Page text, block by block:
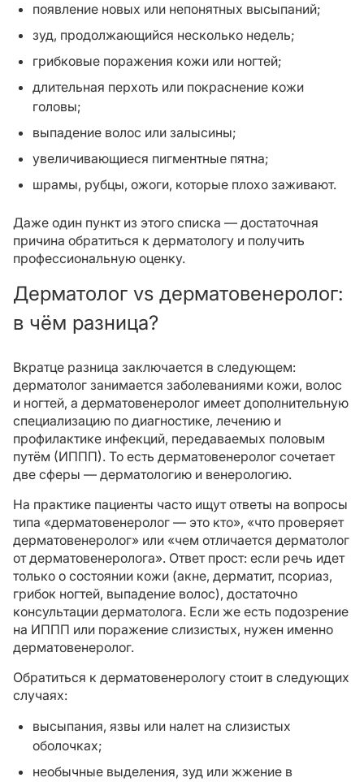
появление новых или непонятных высыпаний;
зуд, продолжающийся несколько недель;
грибковые поражения кожи или ногтей;
длительная перхоть или покраснение кожи
головы;
выпадение волос или залысины;
увеличивающиеся пигментные пятна;
шрамы, рубцы, ожоги, которые плохо заживают.
Даже один пункт из этого списка — достаточная
причина обратиться к дерматологу и получить
профессиональную оценку.
Дерматолог vs дерматовенеролог:
в чём разница?
Вкратце разница заключается в следующем:
дерматолог занимается заболеваниями кожи, волос
и ногтей, а дерматовенеролог имеет дополнительную
специализацию по диагностике, лечению и
профилактике инфекций, передаваемых половым
путём (ИППП). То есть дерматовенеролог сочетает
две сферы — дерматологию и венерологию.
На практике пациенты часто ищут ответы на вопросы
типа «дерматовенеролог — это кто», «что проверяет
дерматовенеролог» или «чем отличается дерматолог
от дерматовенеролога». Ответ прост: если речь идет
только о состоянии кожи (акне, дерматит, псориаз,
грибок ногтей, выпадение волос), достаточно
консультации дерматолога. Если же есть подозрение
на ИППП или поражение слизистых, нужен именно
дерматовенеролог.
Обратиться к дерматовенерологу стоит в следующих
случаях:
высыпания, язвы или налет на слизистых
оболочках;
необычные выделения, зуд или жжение в